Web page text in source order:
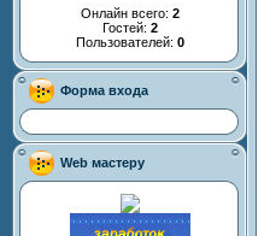
Онлайн всего: 2
Гостей: 2
Пользователей: 0
Форма входа
Web мастеру